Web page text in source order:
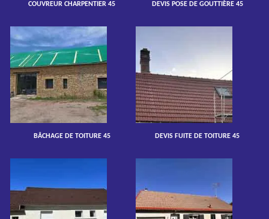
COUVREUR CHARPENTIER 45 DEVIS POSE DE GOUTTIÈRE 45
BÂCHAGE DE TOITURE 45 DEVIS FUITE DE TOITURE 45